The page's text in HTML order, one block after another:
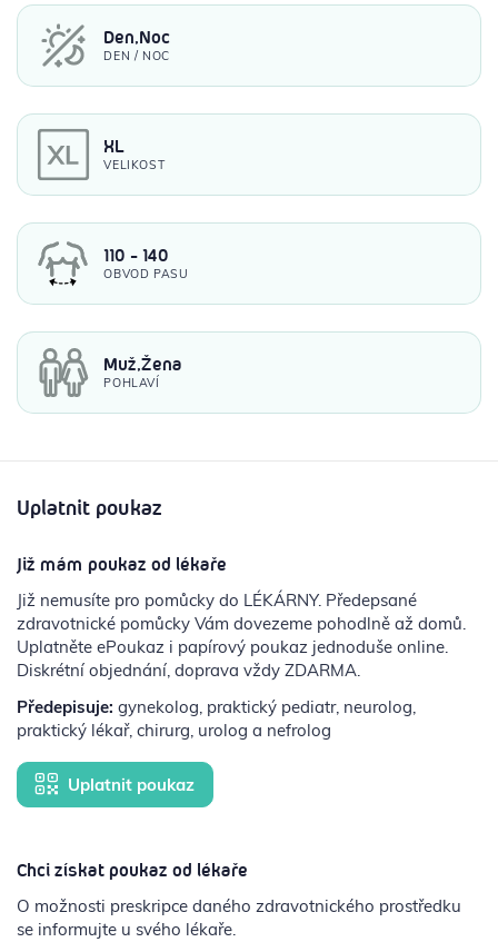
Den,Noc
DEN / NOC
XL
VELIKOST
110 - 140
OBVOD PASU
Muž,Žena
POHLAVÍ
Uplatnit poukaz
Již mám poukaz od lékaře
Již nemusíte pro pomůcky do LÉKÁRNY. Předepsané
zdravotnické pomůcky Vám dovezeme pohodlně až domů.
Uplatněte ePoukaz i papírový poukaz jednoduše online.
Diskrétní objednání, doprava vždy ZDARMA.
Předepisuje: gynekolog, praktický pediatr, neurolog,
praktický lékař, chirurg, urolog a nefrolog
Uplatnit poukaz
Chci získat poukaz od lékaře
O možnosti preskripce daného zdravotnického prostředku
se informujte u svého lékaře.